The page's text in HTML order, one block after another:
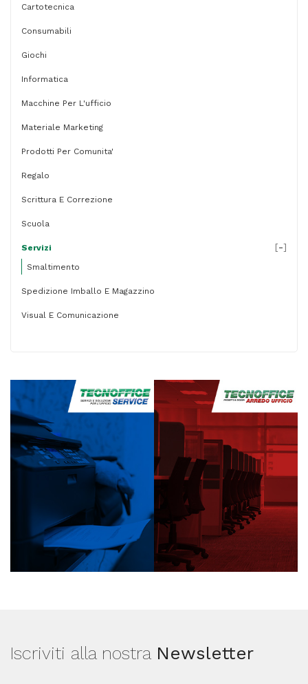
Cartotecnica
Consumabili
Giochi
Informatica
Macchine Per L'ufficio
Materiale Marketing
Prodotti Per Comunita'
Regalo
Scrittura E Correzione
Scuola
Servizi
Smaltimento
[-]
Spedizione Imballo E Magazzino
Visual E Comunicazione
Iscriviti alla nostra Newsletter